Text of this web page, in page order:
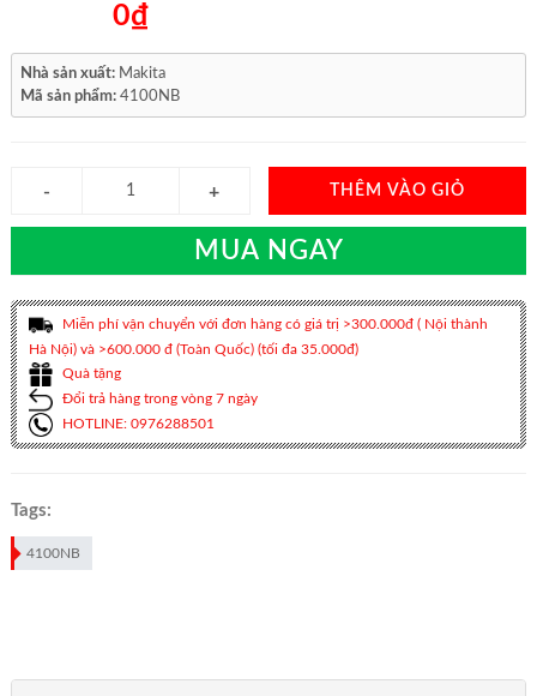
0₫
Nhà sản xuất: Makita
Mã sản phẩm: 4100NB
THÊM VÀO GIỎ
MUA NGAY
Miễn phí vận chuyển với đơn hàng có giá trị >300.000đ ( Nội thành
Hà Nội) và >600.000 đ (Toàn Quốc) (tối đa 35.000đ)
Quà tặng
Đổi trả hàng trong vòng 7 ngày
HOTLINE: 0976288501
Tags:
4100NB